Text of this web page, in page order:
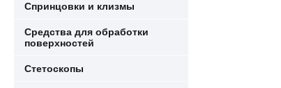
Спринцовки и клизмы
Средства для обработки
поверхностей
Стетоскопы